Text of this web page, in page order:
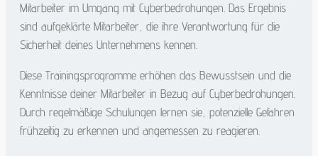
Mitarbeiter im Umgang mit Cyberbedrohungen. Das Ergebnis
sind aufgeklärte Mitarbeiter, die ihre Verantwortung für die
Sicherheit deines Unternehmens kennen.
Diese Trainingsprogramme erhöhen das Bewusstsein und die
Kenntnisse deiner Mitarbeiter in Bezug auf Cyberbedrohungen.
Durch regelmäßige Schulungen lernen sie, potenzielle Gefahren
frühzeitig zu erkennen und angemessen zu reagieren.